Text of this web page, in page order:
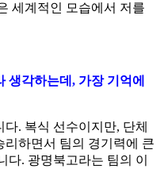
세계적인 모습에서 저를
생각하는데 , 가장 기억에
다. 복식 선수이지만, 단체
리하면서 팀의 경기력에 큰
다. 광명북고라는 팀의 이